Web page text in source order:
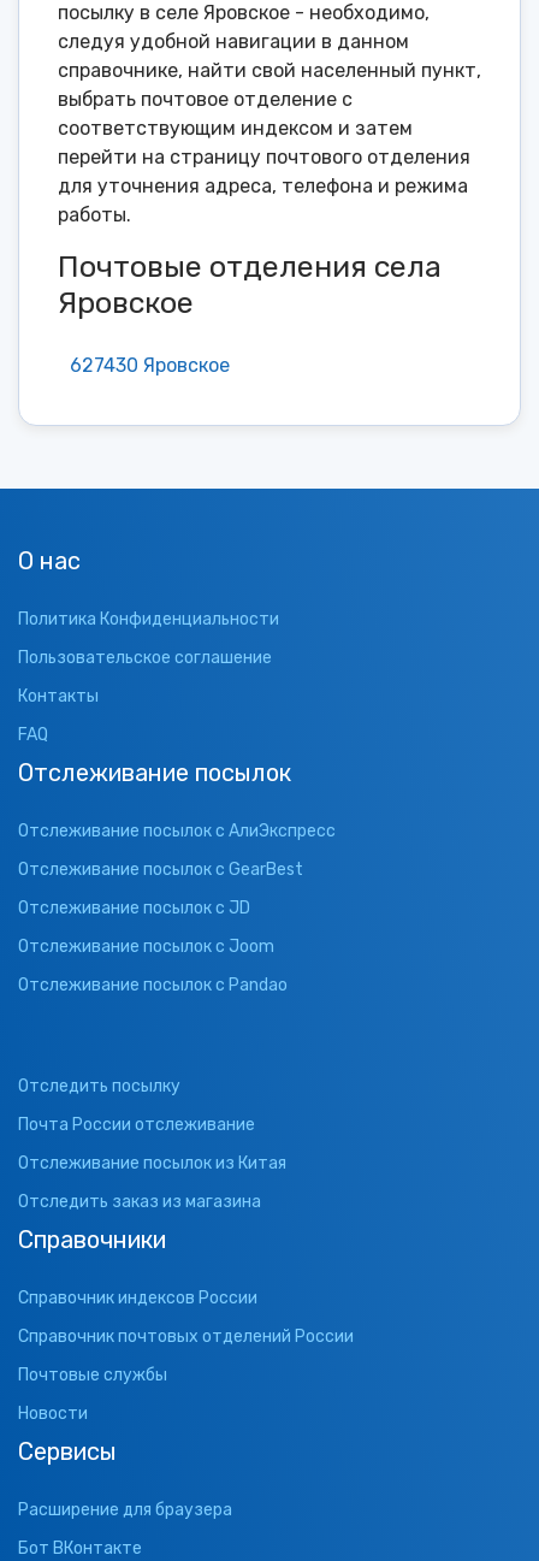
посылку в селе Яровское - необходимо,
следуя удобной навигации в данном
справочнике, найти свой населенный пункт,
выбрать почтовое отделение с
соответствующим индексом и затем
перейти на страницу почтового отделения
для уточнения адреса, телефона и режима
работы.
Почтовые отделения села
Яровское
627430 Яровское
О нас
Политика Конфиденциальности
Пользовательское соглашение
Контакты
FAQ
Отслеживание посылок
Отслеживание посылок с АлиЭкспресс
Отслеживание посылок с GearBest
Отслеживание посылок с JD
Отслеживание посылок с Joom
Отслеживание посылок с Pandao
Отследить посылку
Почта России отслеживание
Отслеживание посылок из Китая
Отследить заказ из магазина
Справочники
Справочник индексов России
Справочник почтовых отделений России
Почтовые службы
Новости
Сервисы
Расширение для браузера
Бот ВКонтакте